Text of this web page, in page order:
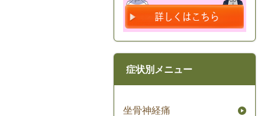
症状別メニュー
坐骨神経痛